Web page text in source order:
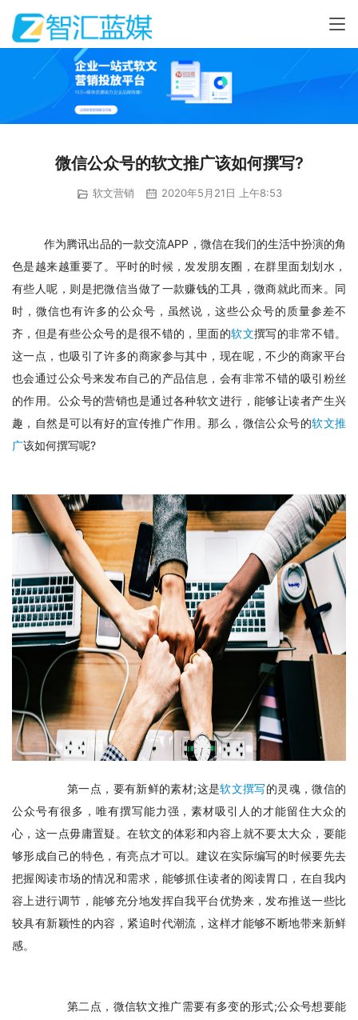
微信公众号的软文推广该如何撰写?
软文营销 2020年5月21日 上午8:53
作为腾讯出品的一款交流APP，微信在我们的生活中扮演的角
色是越来越重要了。平时的时候，发发朋友圈，在群里面划划水，
有些人呢，则是把微信当做了一款赚钱的工具，微商就此而来。同
时，微信也有许多的公众号，虽然说，这些公众号的质量参差不
齐，但是有些公众号的是很不错的，里面的软文撰写的非常不错。
这一点，也吸引了许多的商家参与其中，现在呢，不少的商家平台
也会通过公众号来发布自己的产品信息，会有非常不错的吸引粉丝
的作用。公众号的营销也是通过各种软文进行，能够让读者产生兴
趣，自然是可以有好的宣传推广作用。那么，微信公众号的软文推
广该如何撰写呢?
第一点，要有新鲜的素材;这是软文撰写的灵魂，微信的
公众号有很多，唯有撰写能力强，素材吸引人的才能留住大众的
心，这一点毋庸置疑。在软文的体彩和内容上就不要太大众，要能
够形成自己的特色，有亮点才可以。建议在实际编写的时候要先去
把握阅读市场的情况和需求，能够抓住读者的阅读胃口，在自我内
容上进行调节，能够充分地发挥自我平台优势来，发布推送一些比
较具有新颖性的内容，紧追时代潮流，这样才能够不断地带来新鲜
感。
第二点，微信软文推广需要有多变的形式;公众号想要能